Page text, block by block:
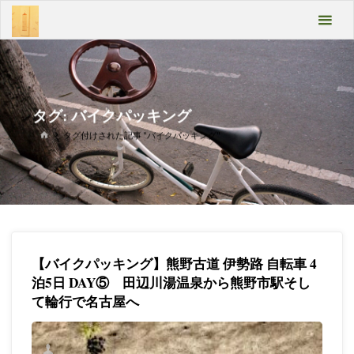
テ
ン
ツ
へ
ス
キ
ッ
プ
ばよ
うい
こみ
ゃあ
Take
it
タグ:バイクパッキング
ホ
ー
ム
タグ付けされた記事 "バイクパッキング"
【バイクパッキング】熊野古道 伊勢路 自転車 4
泊5日 DAY⑤ 田辺川湯温泉から熊野市駅そし
て輪行で名古屋へ